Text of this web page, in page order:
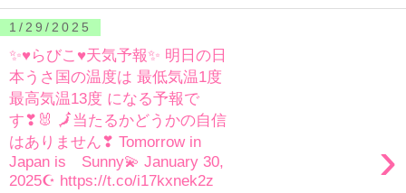
1/29/2025
✨♥らびこ♥天気予報✨ 明日の日
本うさ国の温度は 最低気温1度
最高気温13度 になる予報で
す❣🐰 🗾当たるかどうかの自信
はありません❣ Tomorrow in
Japan is Sunny💫 January 30,
2025☪ https://t.co/i17kxnek2z
›